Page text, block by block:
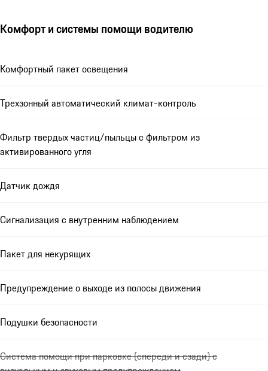
Комфорт и системы помощи водителю
Комфортный пакет освещения
Трехзонный автоматический климат-контроль
Фильтр твердых частиц/пыльцы с фильтром из
активированного угля
Датчик дождя
Сигнализация с внутренним наблюдением
Пакет для некурящих
Предупреждение о выходе из полосы движения
Подушки безопасности
Система помощи при парковке (спереди и сзади) с